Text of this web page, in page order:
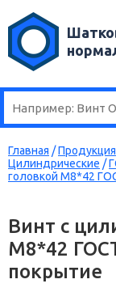
Главная /Продукция
Цилиндрические /
головкой М8*42
Винт с
М8*42
покрытие